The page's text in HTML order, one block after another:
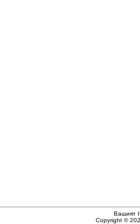
Вашият
Copyright ©